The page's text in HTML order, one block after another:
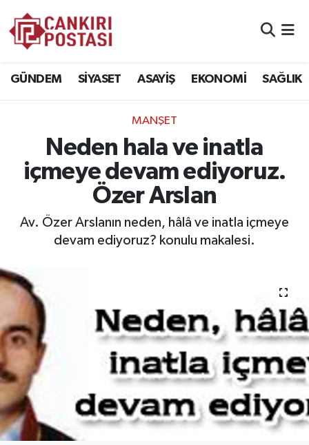
GÜNDEM SİYASET ASAYİŞ EKONOMİ SAĞLIK
MANŞET
Neden hala ve inatla
içmeye devam ediyoruz.
Özer Arslan
Av. Özer Arslanın neden, hâlâ ve inatla içmeye
devam ediyoruz? konulu makalesi.
EKONOMİ
SPOR
YAŞAM
ÇEVRE
İLÇELER
RESMİ İLANLAR
KÜLTÜR
Trafik Durumu
Süper Lig Puan Durumu ve Fikstür
Tüm Manşetler
Haber Arşivi